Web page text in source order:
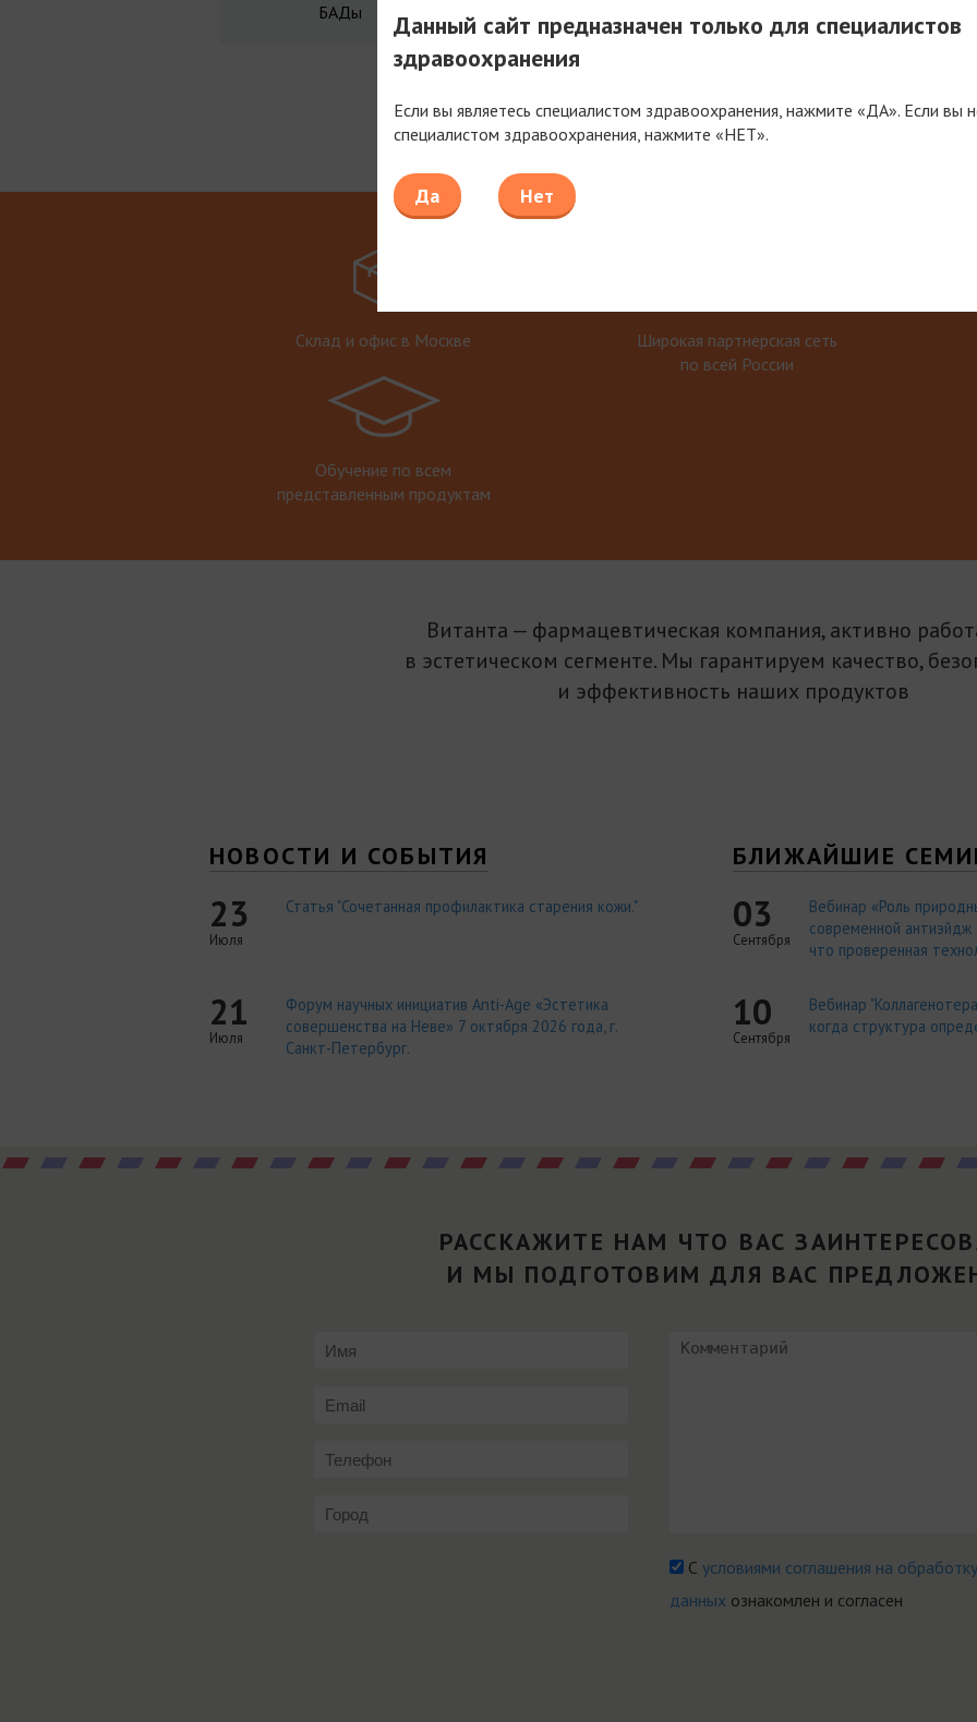
БАДы
Мы работаем только с компаниями, имеющими
Склад и офис в Москве
Широкая партнерская сеть
по всей России
Обучение по всем
представленным продуктам
Витанта — фармацевтическая компания, активно
в эстетическом сегменте. Мы гарантируем качество,
и эффективность наших продуктов
НОВОСТИ И СОБЫТИЯ
23
Июля
Статья "Сочетанная профилактика старения кожи."
21
Июля
Форум научных инициатив Anti-Age «Эстетика
совершенства на Неве» 7 октября 2026 года, г.
Санкт-Петербург.
БЛИЖАЙШИЕ
03
Сентября
Вебинар «Роль
современной
что проверенная
10
Сентября
Вебинар
когда структура
РАССКАЖИТЕ НАМ ЧТО ВАС
И МЫ ПОДГОТОВИМ ДЛЯ ВАС
Сусловиями соглашения на
данных ознакомлен и согласен
Данный сайт предназначен только для специалистов
здравоохранения
Если вы являетесь специалистом здравоохранения, нажмите «ДА». Если вы
специалистом здравоохранения, нажмите «НЕТ».
Да Нет